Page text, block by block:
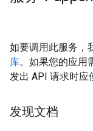
如要调用此服务，
库。如果您的应用
发出 API 请求时应
发现文档